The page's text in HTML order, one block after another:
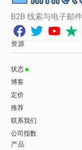
B2B 线索与电子邮
资源
状态
博客
定价
推荐
联系我们
公司指数
产品